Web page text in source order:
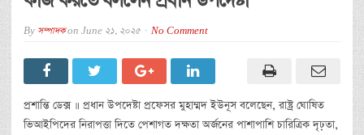
By সম্পাদকon June 21, 2025 No Comment
প্রশান্তি ডেক্স ॥ প্রধান উপদেষ্টা প্রফেসর মুহাম্মদ ইউনূস বলেছেন, রাষ্ট্র ঘোষিত
ভিআইপিদের নিরাপত্তা দিতে পেশাগত দক্ষতা অর্জনের পাশাপাশি চারিত্রিক দৃঢ়তা,